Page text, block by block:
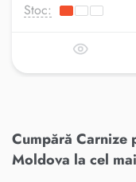
Stoc:
Cumpără Carnize
Moldova la cel